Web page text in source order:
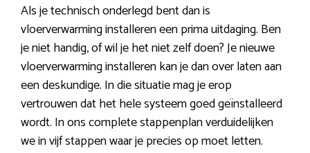
Als je technisch onderlegd bent dan is
vloerverwarming installeren een prima uitdaging. Ben
je niet handig, of wil je het niet zelf doen? Je nieuwe
vloerverwarming installeren kan je dan over laten aan
een deskundige. In die situatie mag je erop
vertrouwen dat het hele systeem goed geïnstalleerd
wordt. In ons complete stappenplan verduidelijken
we in vijf stappen waar je precies op moet letten.